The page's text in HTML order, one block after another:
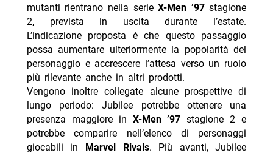
mutanti rientrano nella serieX-Men ’97stagione
2, prevista in uscita durante l’estate.
L’indicazione proposta è che questo passaggio
possa aumentare ulteriormente la popolarità del
personaggio e accrescere l’attesa verso un ruolo
più rilevante anche in altri prodotti.
Vengono inoltre collegate alcune prospettive di
lungo periodo: Jubilee potrebbe ottenere una
presenza maggiore in X-Men ’97 stagione 2 e
potrebbe comparire nell’elenco di personaggi
giocabili in Marvel Rivals. Più avanti, Jubilee